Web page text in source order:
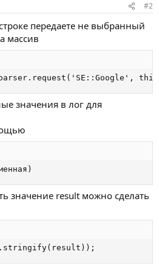
#2
передаете не выбранный
массив
значения в лог для
значение result можно сделать